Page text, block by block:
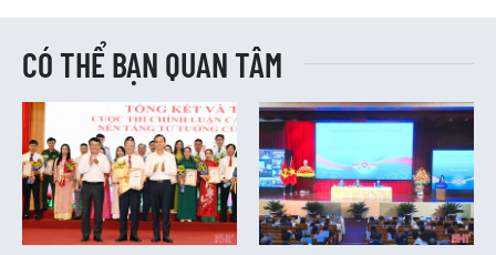
CÓ THỂ BẠN QUAN TÂM